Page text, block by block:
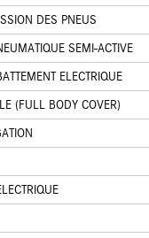
DES PNEUS
SEMI-ACTIVE
ELECTRIQUE
(FULL BODY COVER)